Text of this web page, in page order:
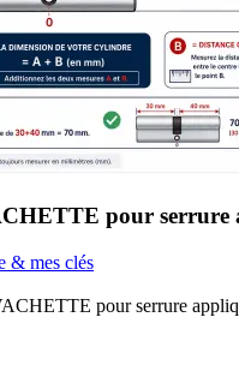
pour serrure
& mes clés
pour serrure